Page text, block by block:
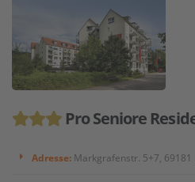
Pro Seniore
Adresse: Markgrafenstr. 5+7, 69181